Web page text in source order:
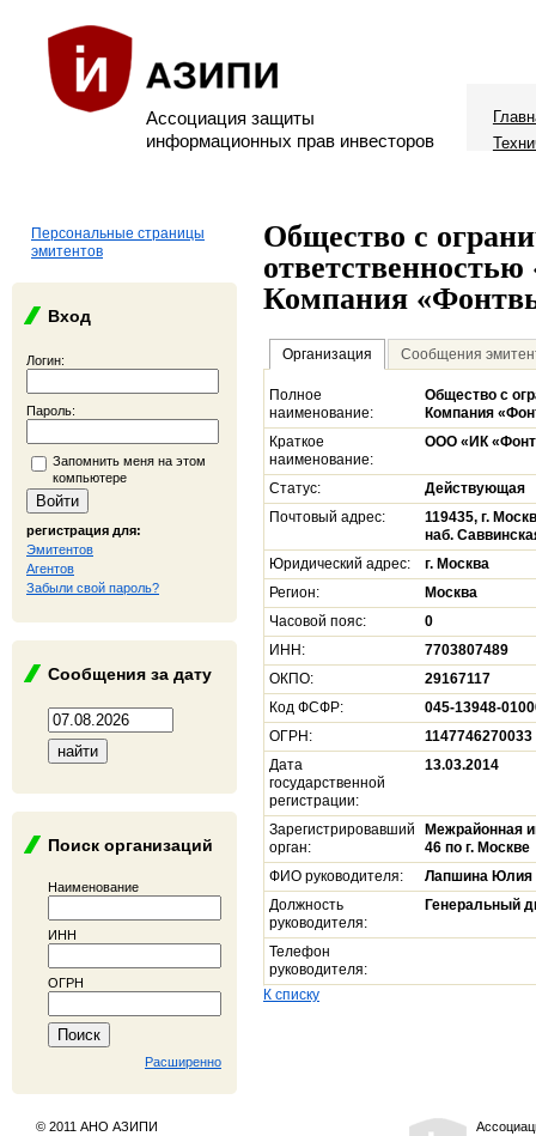
Ассоциация защиты
информационных прав инвесторов
Персональные страницы
эмитентов
Вход
Логин:
Пароль:
Запомнить меня на этом
компьютере
регистрация для:
Эмитентов
Агентов
Забыли свой пароль?
Сообщения за дату
Поиск организаций
Наименование
ИНН
ОГРН
Расширенно
Общество с
Компания
Организация Сообщения
Полное
наименование:
Общество с
Компания
Краткое
наименование:
ООО «ИК
Статус:
Действующая
Почтовый адрес:
119435, г.
наб.
Юридический адрес:
г. Москва
Регион:
Москва
Часовой пояс:
0
ИНН:
7703807489
ОКПО:
29167117
Код ФСФР:
045-13948-
ОГРН:
1147746270033
Дата
государственной
регистрации:
13.03.2014
Зарегистрировавший
орган:
Межрайонная
46 по г. Москве
ФИО руководителя:
Лапшина Юлия
Должность
руководителя:
Генеральный
Телефон
руководителя:
К списку
© 2011 АНО АЗИПИ